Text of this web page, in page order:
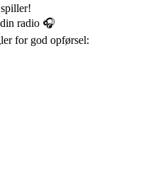
radio 🎧
for god opførsel: